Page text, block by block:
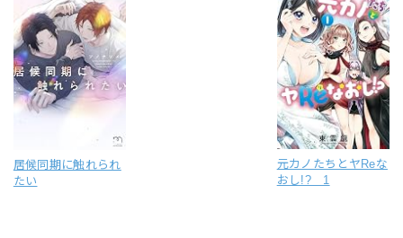
居候同期に触れられ
たい
元カノたちとヤReな
おし!? 1